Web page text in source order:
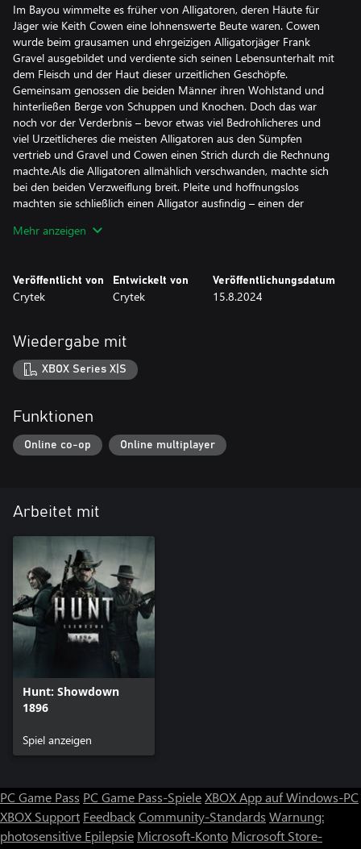
Im Bayou wimmelte es früher von Alligatoren, deren Häute für
Jäger wie Keith Cowen eine lohnenswerte Beute waren. Cowen
wurde beim grausamen und ehrgeizigen Alligatorjäger Frank
Gravel ausgebildet und verdiente sich seinen Lebensunterhalt mit
dem Fleisch und der Haut dieser urzeitlichen Geschöpfe.
Gemeinsam genossen die beiden Männer ihren Wohlstand und
hinterließen Berge von Schuppen und Knochen. Doch das war
noch vor der Verderbnis – bevor etwas viel Bedrohlicheres und
viel Urzeitlicheres die meisten Alligatoren aus den Sümpfen
vertrieb und Gravel und Cowen einen Strich durch die Rechnung
machte.Als die Alligatoren allmählich verschwanden, machte sich
bei den beiden Verzweiflung breit. Pleite und hoffnungslos
machten sie schließlich einen Alligator ausfindig – einen der
Reißzahn durch dessen Schuppen, Fett und Fleisch schlug, wurde
des Alligators verblutete. Als deren Blut in den Schlamm sickerte,
zog sich Cowen die Haut der Bestie über: ein Mantel des Sieges
perfekten Ergänzung für die American Hunter's Association.
Mehr anzeigen
Veröffentlicht von
Crytek
Entwickelt von
Crytek
Veröffentlichungsdatum
15.8.2024
Wiedergabe mit
XBOX Series X|S
Funktionen
Online co-op Online multiplayer
Arbeitet mit
Hunt: Showdown
1896
Spiel anzeigen
PC Game Pass PC Game Pass-SpieleXBOX App auf Windows-PC
XBOX Support FeedbackCommunity-Standards Warnung:
photosensitive Epilepsie Microsoft-Konto Microsoft Store-